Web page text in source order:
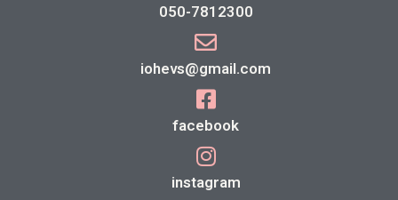
050-7812300
iohevs@gmail.com
facebook
instagram